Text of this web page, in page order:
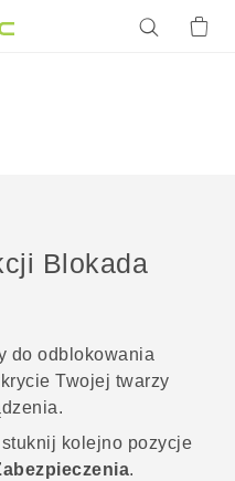
Blokada
do odblokowania
Twojej twarzy
stuknij kolejno pozycje
.